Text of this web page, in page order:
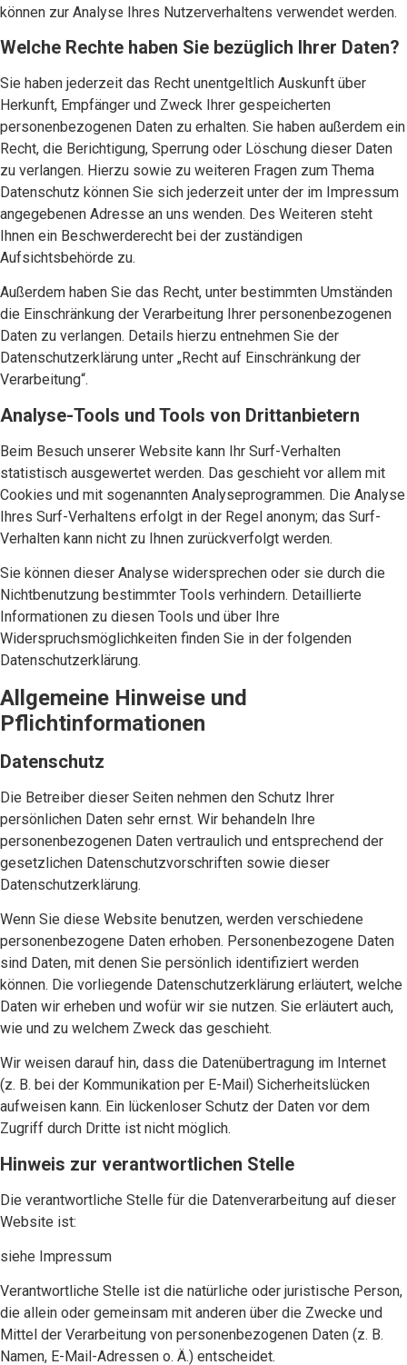
können zur Analyse Ihres Nutzerverhaltens verwendet werden.
Welche Rechte haben Sie bezüglich Ihrer Daten?
Sie haben jederzeit das Recht unentgeltlich Auskunft über
Herkunft, Empfänger und Zweck Ihrer gespeicherten
personenbezogenen Daten zu erhalten. Sie haben außerdem ein
Recht, die Berichtigung, Sperrung oder Löschung dieser Daten
zu verlangen. Hierzu sowie zu weiteren Fragen zum Thema
Datenschutz können Sie sich jederzeit unter der im Impressum
angegebenen Adresse an uns wenden. Des Weiteren steht
Ihnen ein Beschwerderecht bei der zuständigen
Aufsichtsbehörde zu.
Außerdem haben Sie das Recht, unter bestimmten Umständen
die Einschränkung der Verarbeitung Ihrer personenbezogenen
Daten zu verlangen. Details hierzu entnehmen Sie der
Datenschutzerklärung unter „Recht auf Einschränkung der
Verarbeitung“.
Analyse-Tools und Tools von Drittanbietern
Beim Besuch unserer Website kann Ihr Surf-Verhalten
statistisch ausgewertet werden. Das geschieht vor allem mit
Cookies und mit sogenannten Analyseprogrammen. Die Analyse
Ihres Surf-Verhaltens erfolgt in der Regel anonym; das Surf-
Verhalten kann nicht zu Ihnen zurückverfolgt werden.
Sie können dieser Analyse widersprechen oder sie durch die
Nichtbenutzung bestimmter Tools verhindern. Detaillierte
Informationen zu diesen Tools und über Ihre
Widerspruchsmöglichkeiten finden Sie in der folgenden
Datenschutzerklärung.
Allgemeine Hinweise und
Pflichtinformationen
Datenschutz
Die Betreiber dieser Seiten nehmen den Schutz Ihrer
persönlichen Daten sehr ernst. Wir behandeln Ihre
personenbezogenen Daten vertraulich und entsprechend der
gesetzlichen Datenschutzvorschriften sowie dieser
Datenschutzerklärung.
Wenn Sie diese Website benutzen, werden verschiedene
personenbezogene Daten erhoben. Personenbezogene Daten
sind Daten, mit denen Sie persönlich identifiziert werden
können. Die vorliegende Datenschutzerklärung erläutert, welche
Daten wir erheben und wofür wir sie nutzen. Sie erläutert auch,
wie und zu welchem Zweck das geschieht.
Wir weisen darauf hin, dass die Datenübertragung im Internet
(z. B. bei der Kommunikation per E-Mail) Sicherheitslücken
aufweisen kann. Ein lückenloser Schutz der Daten vor dem
Zugriff durch Dritte ist nicht möglich.
Hinweis zur verantwortlichen Stelle
Die verantwortliche Stelle für die Datenverarbeitung auf dieser
Website ist:
siehe Impressum
Verantwortliche Stelle ist die natürliche oder juristische Person,
die allein oder gemeinsam mit anderen über die Zwecke und
Mittel der Verarbeitung von personenbezogenen Daten (z. B.
Namen, E-Mail-Adressen o. Ä.) entscheidet.